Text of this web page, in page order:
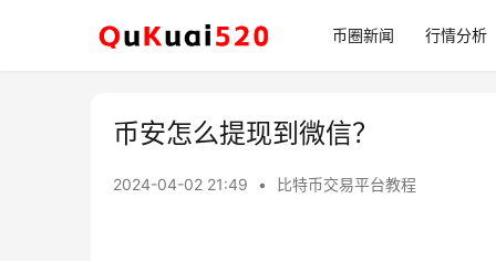
币圈新闻 行情分析
币安怎么提现到微信？
2024-04-02 21:49 • 比特币交易平台教程